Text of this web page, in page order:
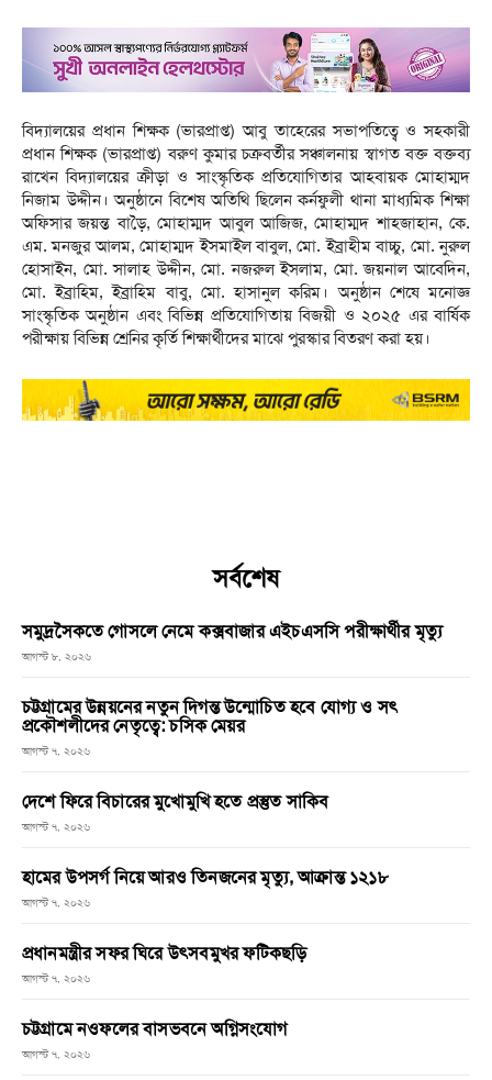
বিদ্যালয়ের প্রধান শিক্ষক (ভারপ্রাপ্ত) আবু তাহেরের সভাপতিত্বে ও সহকারী
প্রধান শিক্ষক (ভারপ্রাপ্ত) বরুণ কুমার চক্রবর্তীর সঞ্চালনায় স্বাগত বক্ত বক্তব্য
রাখেন বিদ্যালয়ের ক্রীড়া ও সাংস্কৃতিক প্রতিযোগিতার আহবায়ক মোহাম্মদ
নিজাম উদ্দীন। অনুষ্ঠানে বিশেষ অতিথি ছিলেন কর্নফুলী থানা মাধ্যমিক শিক্ষা
অফিসার জয়ন্ত বাড়ৈ, মোহাম্মদ আবুল আজিজ, মোহাম্মদ শাহজাহান, কে.
এম. মনজুর আলম, মোহাম্মদ ইসমাইল বাবুল, মো. ইব্রাহীম বাচ্চু, মো. নুরুল
হোসাইন, মো. সালাহ উদ্দীন, মো. নজরুল ইসলাম, মো. জয়নাল আবেদিন,
মো. ইব্রাহিম, ইব্রাহিম বাবু, মো. হাসানুল করিম। অনুষ্ঠান শেষে মনোজ্ঞ
সাংস্কৃতিক অনুষ্ঠান এবং বিভিন্ন প্রতিযোগিতায় বিজয়ী ও ২০২৫ এর বার্ষিক
পরীক্ষায় বিভিন্ন শ্রেনির কৃর্তি শিক্ষার্থীদের মাঝে পুরস্কার বিতরণ করা হয়।
সর্বশেষ
সমুদ্রসৈকতে গোসলে নেমে কক্সবাজার এইচএসসি পরীক্ষার্থীর মৃত্যু
আগস্ট ৮, ২০২৬
চট্টগ্রামের উন্নয়নের নতুন দিগন্ত উন্মোচিত হবে যোগ্য ও সৎ
প্রকৌশলীদের নেতৃত্বে: চসিক মেয়র
আগস্ট ৭, ২০২৬
দেশে ফিরে বিচারের মুখোমুখি হতে প্রস্তুত সাকিব
আগস্ট ৭, ২০২৬
হামের উপসর্গ নিয়ে আরও তিনজনের মৃত্যু, আক্রান্ত ১২১৮
আগস্ট ৭, ২০২৬
প্রধানমন্ত্রীর সফর ঘিরে উৎসবমুখর ফটিকছড়ি
আগস্ট ৭, ২০২৬
চট্টগ্রামে নওফলের বাসভবনে অগ্নিসংযোগ
আগস্ট ৭, ২০২৬